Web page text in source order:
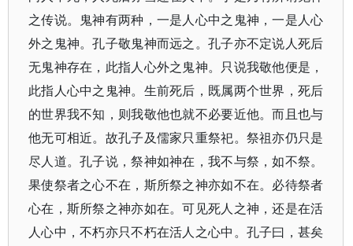
之传说。鬼神有两种，一是人心中之鬼神，一是人心
外之鬼神。孔子敬鬼神而远之。孔子亦不定说人死后
无鬼神存在，此指人心外之鬼神。只说我敬他便是，
此指人心中之鬼神。生前死后，既属两个世界，死后
的世界我不知，则我敬他也就不必要近他。而且也与
他无可相近。故孔子及儒家只重祭祀。祭祖亦仍只是
尽人道。孔子说，祭神如神在，我不与祭，如不祭。
果使祭者之心不在，斯所祭之神亦如不在。必待祭者
心在，斯所祭之神亦如在。可见死人之神，还是在活
人心中，不朽亦只不朽在活人之心中。孔子曰，甚矣